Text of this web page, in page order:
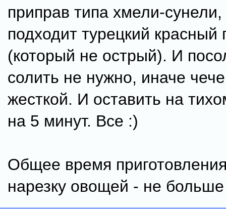
приправ типа хмели-
подходит турецкий красный
(который не острый). И
солить не нужно, иначе
жесткой. И оставить на
на 5 минут. Все :)
Общее время
нарезку овощей - не